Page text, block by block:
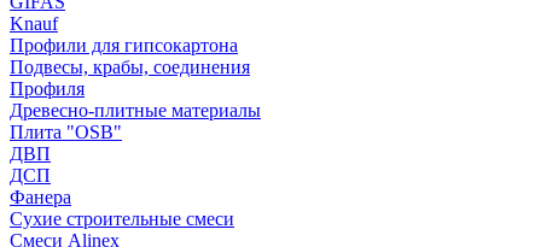
Knauf
Профили для гипсокартона
Подвесы, крабы, соединения
Профиля
Древесно-плитные материалы
Плита "OSB"
ДВП
ДСП
Фанера
Сухие строительные смеси
Смеси Alinex